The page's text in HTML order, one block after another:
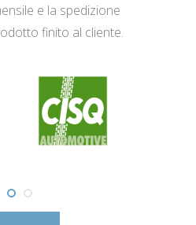
e la spedizione
finito al cliente.